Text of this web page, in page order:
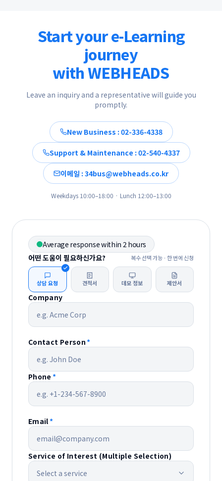
Start your e-Learning
journey
with WEBHEADS
Leave an inquiry and a representative will guide you
promptly.
New Business : 02-336-4338
Support & Maintenance : 02-540-4337
이메일 : 34bus@webheads.co.kr
Weekdays 10:00–18:00 · Lunch 12:00–13:00
Average response within 2 hours
어떤 도움이 필요하신가요?
복수 선택 가능 · 한 번에 신청
상담 요청 견적서 데모 정보 제안서
Company
Contact Person*
Phone *
Email*
Service of Interest (Multiple Selection)
Select a service